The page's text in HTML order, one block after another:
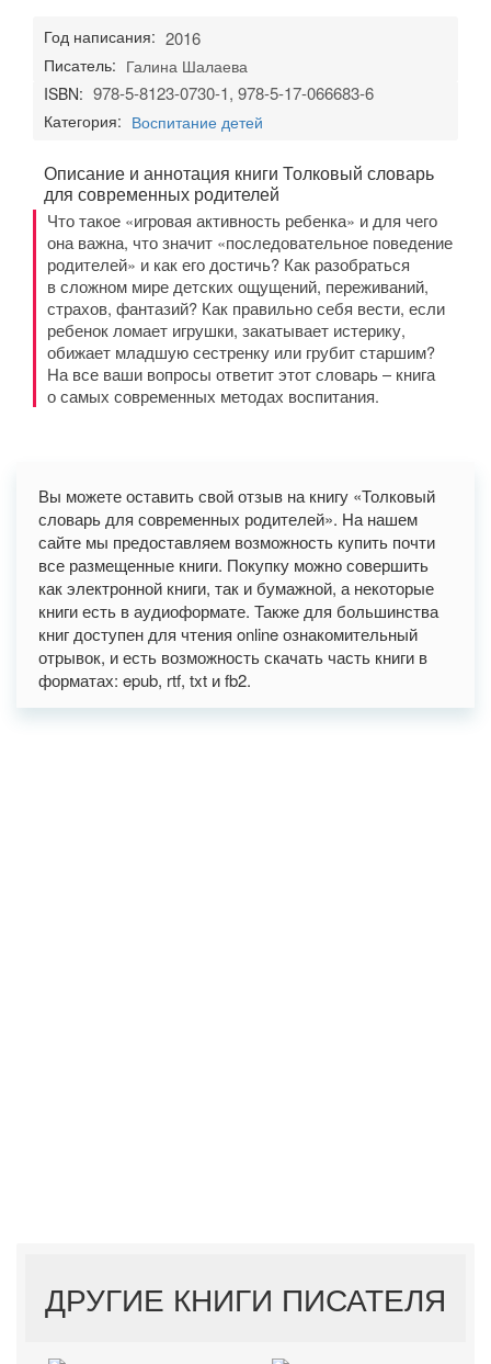
Год написания: 2016
Писатель: Галина Шалаева
ISBN: 978-5-8123-0730-1, 978-5-17-066683-6
Категория: Воспитание детей
Описание и аннотация книги Толковый словарь
для современных родителей
Что такое «игровая активность ребенка» и для чего
она важна, что значит «последовательное поведение
родителей» и как его достичь? Как разобраться
в сложном мире детских ощущений, переживаний,
страхов, фантазий? Как правильно себя вести, если
ребенок ломает игрушки, закатывает истерику,
обижает младшую сестренку или грубит старшим?
На все ваши вопросы ответит этот словарь – книга
о самых современных методах воспитания.
Вы можете оставить свой отзыв на книгу «Толковый
словарь для современных родителей». На нашем
сайте мы предоставляем возможность купить почти
все размещенные книги. Покупку можно совершить
как электронной книги, так и бумажной, а некоторые
книги есть в аудиоформате. Также для большинства
книг доступен для чтения online ознакомительный
отрывок, и есть возможность скачать часть книги в
форматах: epub, rtf, txt и fb2.
ДРУГИЕ КНИГИ ПИСАТЕЛЯ